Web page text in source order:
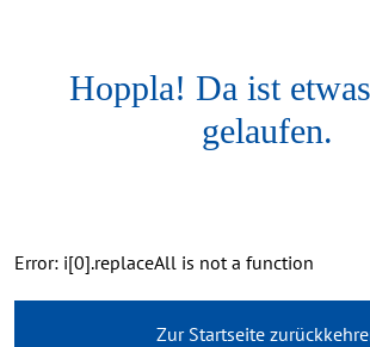
Hoppla! Da ist
gelaufen.
Error: i[0].replaceAll is not a function
Zur Startseite